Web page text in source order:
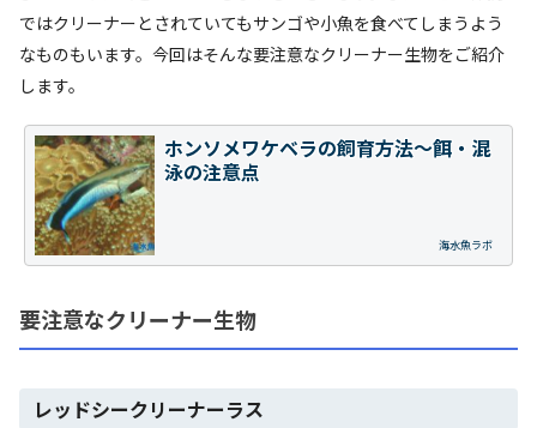
ではクリーナーとされていてもサンゴや小魚を食べてしまうよう
なものもいます。今回はそんな要注意なクリーナー生物をご紹介
します。
海水魚ラボ
ホンソメワケベラの飼育方法～餌・混
泳の注意点
要注意なクリーナー生物
レッドシークリーナーラス